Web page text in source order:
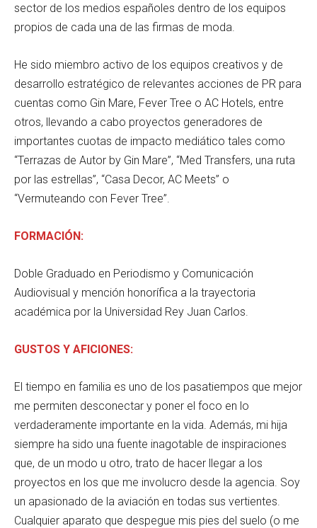
sector de los medios españoles dentro de los equipos
propios de cada una de las firmas de moda.
He sido miembro activo de los equipos creativos y de
desarrollo estratégico de relevantes acciones de PR para
cuentas como Gin Mare, Fever Tree o AC Hotels, entre
otros, llevando a cabo proyectos generadores de
importantes cuotas de impacto mediático tales como
“Terrazas de Autor by Gin Mare”, “Med Transfers, una ruta
por las estrellas”, “Casa Decor, AC Meets” o
“Vermuteando con Fever Tree”.
FORMACIÓN:
Doble Graduado en Periodismo y Comunicación
Audiovisual y mención honorífica a la trayectoria
académica por la Universidad Rey Juan Carlos.
GUSTOS Y AFICIONES:
El tiempo en familia es uno de los pasatiempos que mejor
me permiten desconectar y poner el foco en lo
verdaderamente importante en la vida. Además, mi hija
siempre ha sido una fuente inagotable de inspiraciones
que, de un modo u otro, trato de hacer llegar a los
proyectos en los que me involucro desde la agencia. Soy
un apasionado de la aviación en todas sus vertientes.
Cualquier aparato que despegue mis pies del suelo (o me